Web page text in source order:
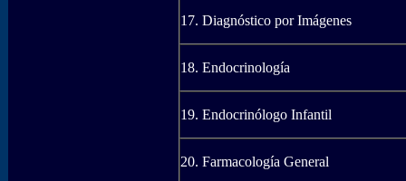
17. Diagnóstico por Imágenes
18. Endocrinología
19. Endocrinólogo Infantil
20. Farmacología General